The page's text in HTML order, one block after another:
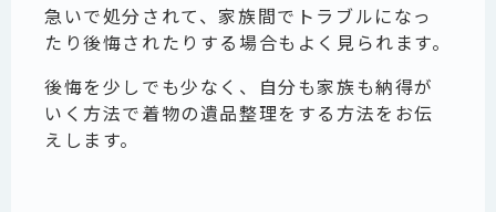
急いで処分されて、家族間でトラブルになっ
たり後悔されたりする場合もよく見られます。
後悔を少しでも少なく、自分も家族も納得が
いく方法で着物の遺品整理をする方法をお伝
えします。